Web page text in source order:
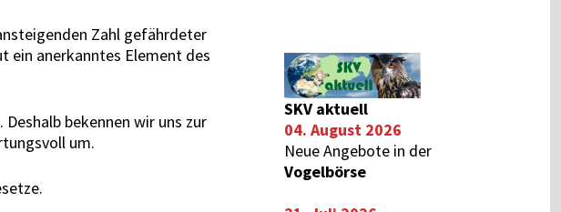
Zahl gefährdeter
ein anerkanntes Element des
bekennen wir uns zur
um.
SKV aktuell
04. August 2026
Neue Angebote in der
Vogelbörse